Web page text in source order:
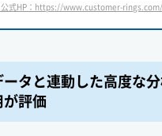
公式HP：https://www.customer-
タと連動した高度な
評価